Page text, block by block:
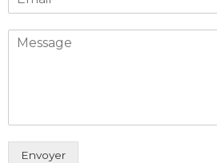
Envoyer